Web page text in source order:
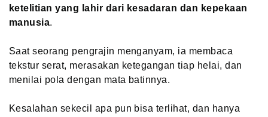
ketelitian yang lahir dari kesadaran dan kepekaan
manusia.
Saat seorang pengrajin menganyam, ia membaca
tekstur serat, merasakan ketegangan tiap helai, dan
menilai pola dengan mata batinnya.
Kesalahan sekecil apa pun bisa terlihat, dan hanya